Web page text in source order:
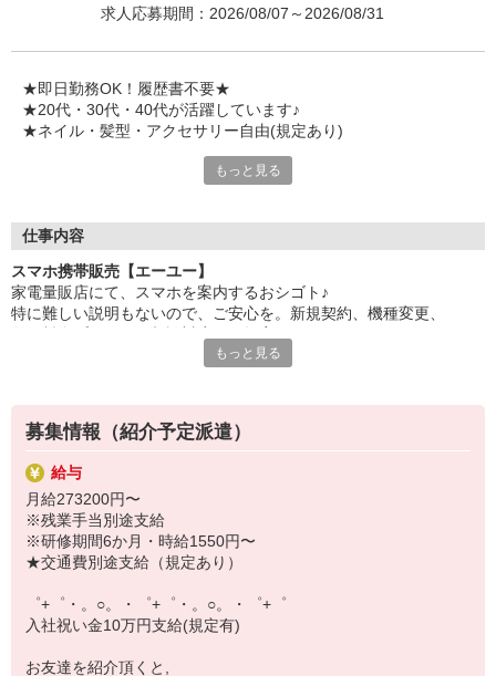
インセンティブ支給(規定有)
゜・。○。・゜+゜・。○。・゜+゜
求人応募期間：2026/08/07～2026/08/31
★即日勤務OK！履歴書不要★
★20代・30代・40代が活躍しています♪
★ネイル・髪型・アクセサリー自由(規定あり)
各キャリアの新機種が特別価格で購入OK！！
特別割引価格でご利用可能☆☆
お得に過ごしたいあなたの味方です♪
【選べるお仕事いろいろ】
事務、経理、データ入力、コールセンター、受付
▼工場・製造・軽作業系
機械/食品製造・梱包・仕分け・加工・組立・検査
▼美容系
眉毛サロンのアイブロウ・ネイリスト・エステ
▼営業・販売
法人営業・アパレル販売・個別指導塾・人材紹介
▼人気案件も多数♪
短期・期間限定・オープニング・官公庁案件
上場/優良/大手企業など
【スマホ面接実施中】
￣￣￣￣￣￣￣￣￣
もっと見る
仕事内容
スマホ携帯販売【エーユー】
家電量販店にて、スマホを案内するおシゴト♪
特に難しい説明もないので、ご安心を。新規契約、機種変更、
満足度◎
■携帯やインターネット販売業務
docomo(ドコモ)/au(エーユー)・KDDI/softbank(ソフトバンク)など
の大手キャリアから
ワイモバイル(Y!mobille)、楽天モバイル、UQなど格安スマホまで幅
広く紹介可能♪
人気のApple（アップル）店舗もございます！
もっと見る
募集情報（紹介予定派遣）
給与
月給273200円〜
※残業手当別途支給
※研修期間6か月・時給1550円〜
★交通費別途支給（規定あり）
゜+゜・。○。・゜+゜・。○。・゜+゜
入社祝い金10万円支給(規定有)
お友達を紹介頂くと,